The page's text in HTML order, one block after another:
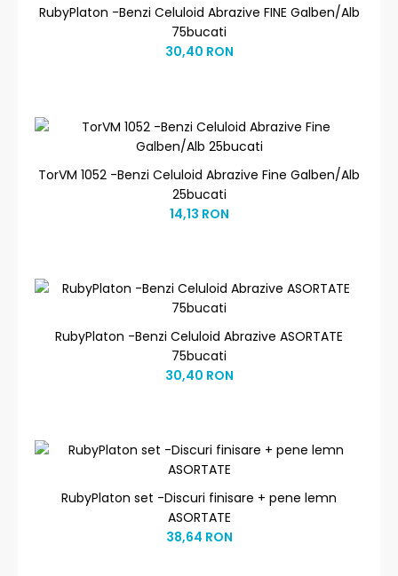
RubyPlaton -Benzi Celuloid Abrazive FINE Galben/Alb
75bucati
30,40 RON
TorVM 1052 -Benzi Celuloid Abrazive Fine Galben/Alb
25bucati
14,13 RON
RubyPlaton -Benzi Celuloid Abrazive ASORTATE
75bucati
30,40 RON
RubyPlaton set -Discuri finisare + pene lemn
ASORTATE
38,64 RON